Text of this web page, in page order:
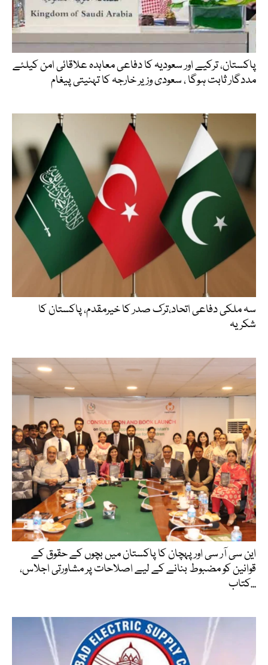
پاکستان، ترکیے اور سعودیہ کا دفاعی معاہدہ علاقائی امن کیلئے
مددگار ثابت ہوگا ، سعودی وزیر خارجہ کا تہنیتی پیغام
سہ ملکی دفاعی اتحاد،ترک صدر کا خیرمقدم، پاکستان کا
شکریہ
این سی آر سی اور پہچان کا پاکستان میں بچوں کے حقوق کے
قوانین کو مضبوط بنانے کے لیے اصلاحات پر مشاورتی اجلاس،
کتاب...